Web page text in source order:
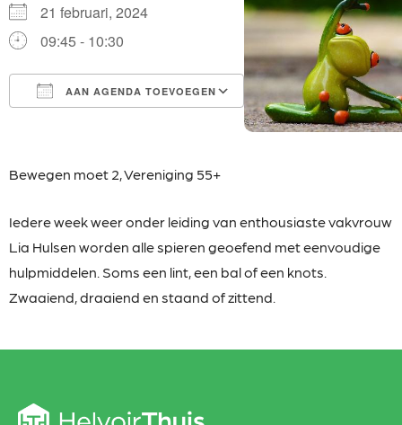
21 februari, 2024
09:45 - 10:30
AAN AGENDA TOEVOEGEN
Outlook Live
Bewegen moet 2, Vereniging 55+
Iedere week weer onder leiding van enthousiastevakvrouw
Lia Hulsen worden alle spieren geoefend met eenvoudige
hulpmiddelen. Soms een lint, een bal of een knots.
Zwaaiend, draaiend en staand of zittend.